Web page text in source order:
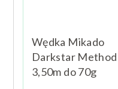
Wędka Mikado
Darkstar Method
3,50m do 70g